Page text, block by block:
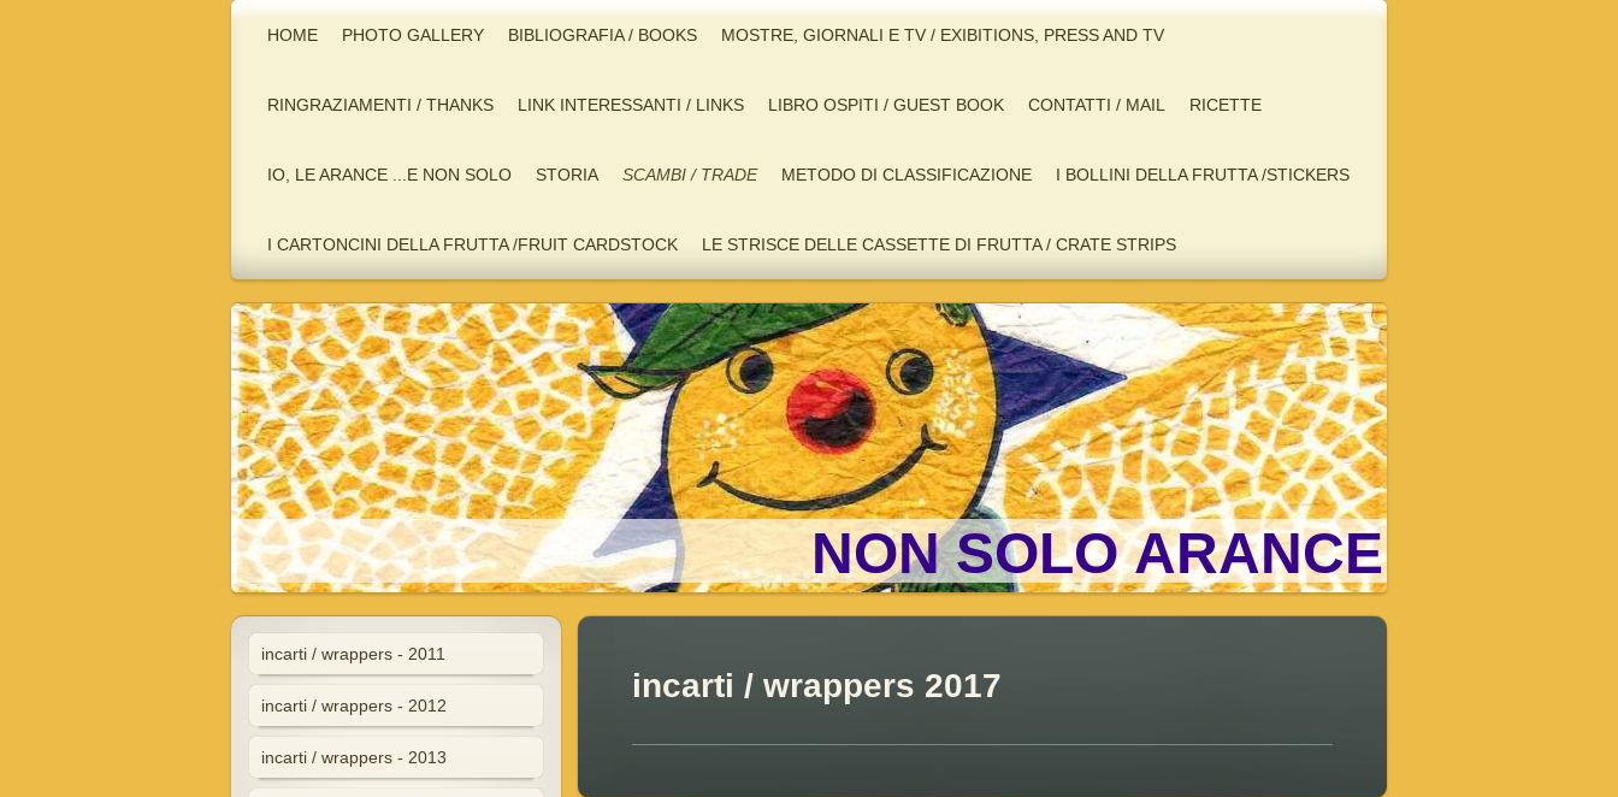
HOME PHOTO GALLERY BIBLIOGRAFIA / BOOKS MOSTRE, GIORNALI E TV / EXIBITIONS, PRESS AND TV
RINGRAZIAMENTI / THANKS LINK INTERESSANTI / LINKS LIBRO OSPITI / GUEST BOOK CONTATTI / MAIL RICETTE
IO, LE ARANCE ...E NON SOLO STORIA SCAMBI / TRADE METODO DI CLASSIFICAZIONE I BOLLINI DELLA FRUTTA /STICKERS
I CARTONCINI DELLA FRUTTA /FRUIT CARDSTOCK LE STRISCE DELLE CASSETTE DI FRUTTA / CRATE STRIPS
NON SOLO ARANCE
incarti / wrappers 2017
incarti / wrappers - 2011
incarti / wrappers - 2012
incarti / wrappers - 2013